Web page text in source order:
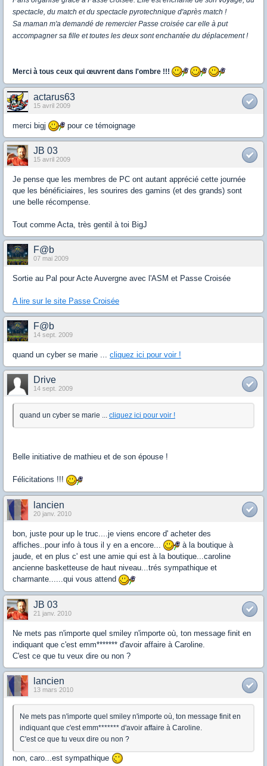
spectacle, du match et du spectacle pyrotechnique d'après match !
Sa maman m'a demandé de remercier Passe croisée car elle à put
accompagner sa fille et toutes les deux sont enchantée du déplacement !
Merci à tous ceux qui œuvrent dans l'ombre !!!
actarus63
15 avril 2009
merci bigj pour ce témoignage
JB 03
15 avril 2009
Je pense que les membres de PC ont autant apprécié cette journée
que les bénéficiaires, les sourires des gamins (et des grands) sont
une belle récompense.
Tout comme Acta, très gentil à toi BigJ
F@b
07 mai 2009
Sortie au Pal pour Acte Auvergne avec l'ASM et Passe Croisée
A lire sur le site Passe Croisée
F@b
14 sept. 2009
quand un cyber se marie ... cliquez ici pour voir !
Drive
14 sept. 2009
quand un cyber se marie ... cliquez ici pour voir !
Belle initiative de mathieu et de son épouse !
Félicitations !!!
lancien
20 janv. 2010
bon, juste pour up le truc....je viens encore d' acheter des
affiches..pour info à tous il y en a encore...
à la boutique à
jaude, et en plus c' est une amie qui est à la boutique...caroline
ancienne basketteuse de haut niveau...trés sympathique et
charmante......qui vous attend
JB 03
21 janv. 2010
Ne mets pas n'importe quel smiley n'importe où, ton message finit en
indiquant que c'est emm******* d'avoir affaire à Caroline.
C'est ce que tu veux dire ou non ?
lancien
13 mars 2010
Ne mets pas n'importe quel smiley n'importe où, ton message finit en
indiquant que c'est emm******* d'avoir affaire à Caroline.
C'est ce que tu veux dire ou non ?
non, caro...est sympathique